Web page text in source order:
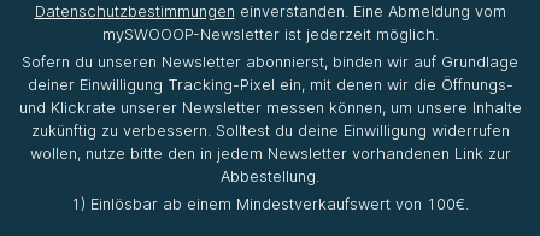
Datenschutzbestimmungen einverstanden. Eine Abmeldung vom
mySWOOOP-Newsletter ist jederzeit möglich.
Sofern du unseren Newsletter abonnierst, binden wir auf Grundlage
deiner Einwilligung Tracking-Pixel ein, mit denen wir die Öffnungs-
und Klickrate unserer Newsletter messen können, um unsere Inhalte
zukünftig zu verbessern. Solltest du deine Einwilligung widerrufen
wollen, nutze bitte den in jedem Newsletter vorhandenen Link zur
Abbestellung.
1) Einlösbar ab einem Mindestverkaufswert von 100€.